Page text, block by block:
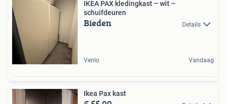
IKEA PAX kledingkast – wit –
schuifdeuren
Bieden Details
Venlo Vandaag
Ikea Pax kast